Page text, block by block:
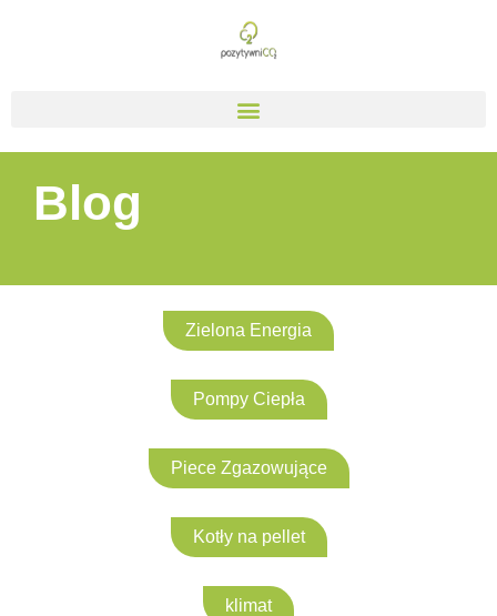
Blog
Zielona Energia
Pompy Ciepła
Piece Zgazowujące
Kotły na pellet
klimat